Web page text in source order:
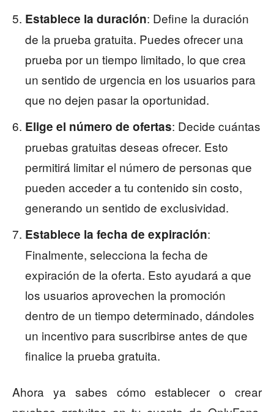
Establece la duración: Define la duración
de la prueba gratuita. Puedes ofrecer una
prueba por un tiempo limitado, lo que crea
un sentido de urgencia en los usuarios para
que no dejen pasar la oportunidad.
Elige el número de ofertas: Decide cuántas
pruebas gratuitas deseas ofrecer. Esto
permitirá limitar el número de personas que
pueden acceder a tu contenido sin costo,
generando un sentido de exclusividad.
Establece la fecha de expiración:
Finalmente, selecciona la fecha de
expiración de la oferta. Esto ayudará a que
los usuarios aprovechen la promoción
dentro de un tiempo determinado, dándoles
un incentivo para suscribirse antes de que
finalice la prueba gratuita.
Ahora ya sabes cómo establecer o crear